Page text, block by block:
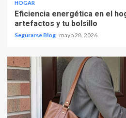
HOGAR
Eficiencia energética en el
artefactos y tu bolsillo
Segurarse Blog mayo 28, 2026